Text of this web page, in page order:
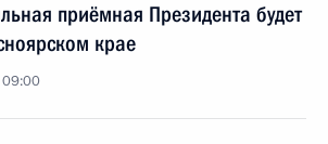
приёмная Президента будет
крае
09:00